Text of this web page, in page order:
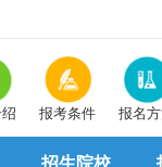
报考条件 报名
招生院校